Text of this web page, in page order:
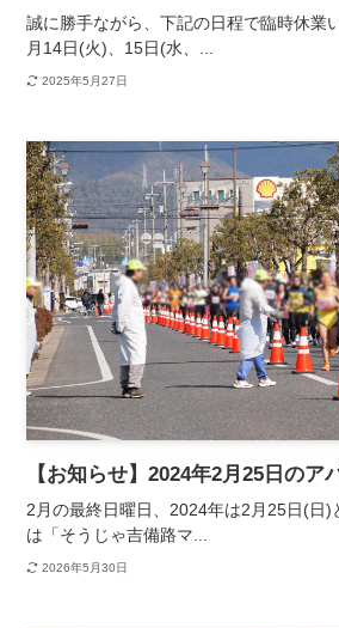
誠に勝手ながら、下記の日程で臨時休業
月14日(火)、15日(水、...
2025年5月27日
【お知らせ】2024年2月25日のア
2月の最終日曜日、2024年は2月25日(日)
は「そうじゃ吉備路マ...
2026年5月30日